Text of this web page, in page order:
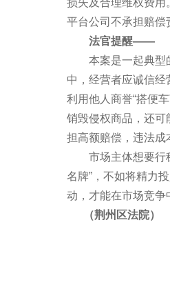
损失及合理维权费用
平台公司不承担赔偿
法官提醒——
本案是一起典型的
中，经营者应诚信经
利用他人商誉“搭便
销毁侵权商品，还可
担高额赔偿，违法成
市场主体想要行稳
名牌”，不如将精力
动，才能在市场竞争
（荆州区法院）